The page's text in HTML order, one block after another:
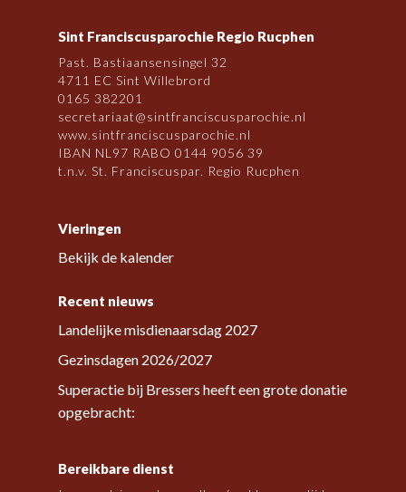
Sint Franciscusparochie Regio Rucphen
Past. Bastiaansensingel 32
4711 EC Sint Willebrord
0165 382201
secretariaat@sintfranciscusparochie.nl
www.sintfranciscusparochie.nl
IBAN NL97 RABO 0144 9056 39
t.n.v. St. Franciscuspar. Regio Rucphen
Vieringen
Bekijk de kalender
Recent nieuws
Landelijke misdienaarsdag 2027
Gezinsdagen 2026/2027
Superactie bij Bressers heeft een grote donatie
opgebracht:
Bereikbare dienst